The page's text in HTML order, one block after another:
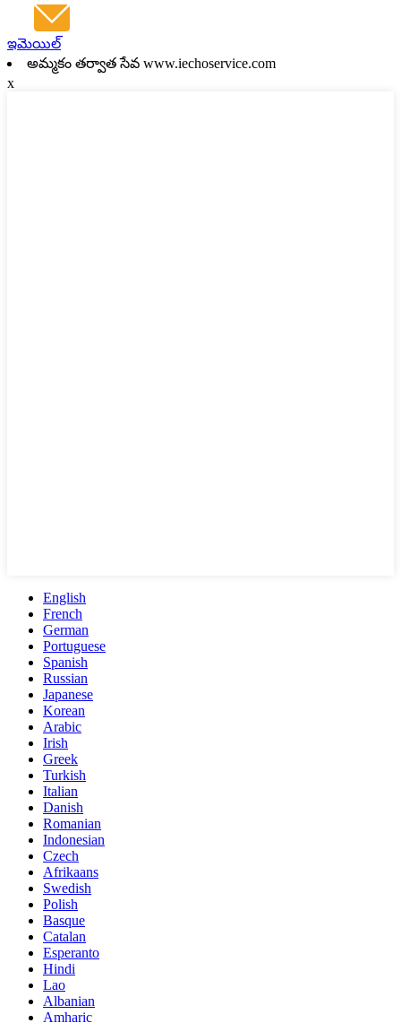
ఇమెయిల్
అమ్మకం తర్వాత సేవ www.iechoservice.com
x
English
French
German
Portuguese
Spanish
Russian
Japanese
Korean
Arabic
Irish
Greek
Turkish
Italian
Danish
Romanian
Indonesian
Czech
Afrikaans
Swedish
Polish
Basque
Catalan
Esperanto
Hindi
Lao
Albanian
Amharic